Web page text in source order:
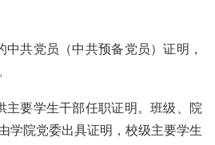
中共党员（中共预备党员）证明，
主要学生干部任职证明。班级、院
学院党委出具证明，校级主要学生